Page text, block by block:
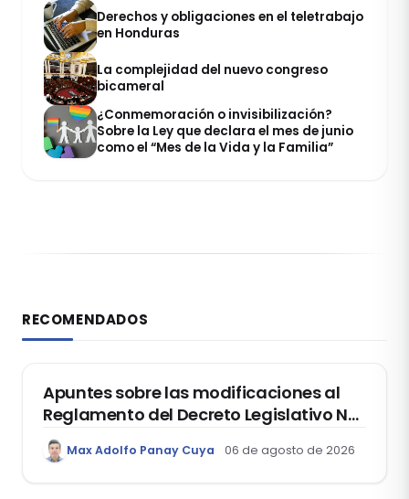
Derechos y obligaciones en el teletrabajo
en Honduras
La complejidad del nuevo congreso
bicameral
¿Conmemoración o invisibilización?
Sobre la Ley que declara el mes de junio
como el “Mes de la Vida y la Familia”
RECOMENDADOS
DERECHO REGISTRAL
Apuntes sobre las modificaciones al
Reglamento del Decreto Legislativo Nº
1400, que aprueba el Régimen de
Garantía Mobiliaria
Max Adolfo Panay Cuya 06 de agosto de 2026